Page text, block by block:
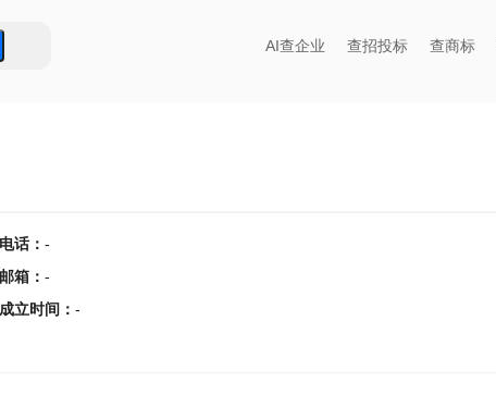
AI查企业 查招投标 查商标
电话： -
邮箱 ： -
成立时间 ： -